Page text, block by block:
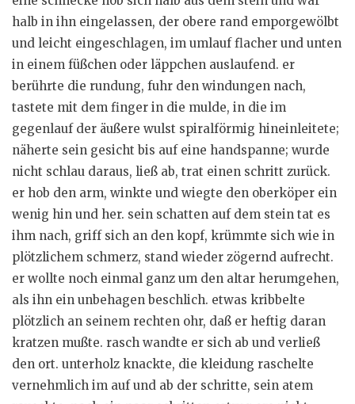
halb in ihn eingelassen, der obere rand emporgewölbt
und leicht eingeschlagen, im umlauf flacher und unten
in einem füßchen oder läppchen auslaufend. er
berührte die rundung, fuhr den windungen nach,
tastete mit dem finger in die mulde, in die im
gegenlauf der äußere wulst spiralförmig hineinleitete;
näherte sein gesicht bis auf eine handspanne; wurde
nicht schlau daraus, ließ ab, trat einen schritt zurück.
er hob den arm, winkte und wiegte den oberköper ein
wenig hin und her. sein schatten auf dem stein tat es
ihm nach, griff sich an den kopf, krümmte sich wie in
plötzlichem schmerz, stand wieder zögernd aufrecht.
er wollte noch einmal ganz um den altar herumgehen,
als ihn ein unbehagen beschlich. etwas kribbelte
plötzlich an seinem rechten ohr, daß er heftig daran
kratzen mußte. rasch wandte er sich ab und verließ
den ort. unterholz knackte, die kleidung raschelte
vernehmlich im auf und ab der schritte, sein atem